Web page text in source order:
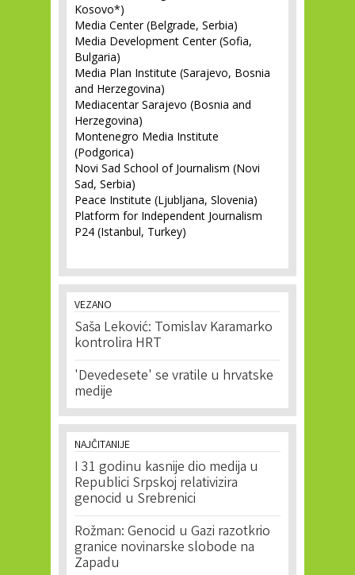
Kosovo*)
Media Center (Belgrade, Serbia)
Media Development Center (Sofia,
Bulgaria)
Media Plan Institute (Sarajevo, Bosnia
and Herzegovina)
Mediacentar Sarajevo (Bosnia and
Herzegovina)
Montenegro Media Institute
(Podgorica)
Novi Sad School of Journalism (Novi
Sad, Serbia)
Peace Institute (Ljubljana, Slovenia)
Platform for Independent Journalism
P24 (Istanbul, Turkey)
VEZANO
Saša Leković: Tomislav Karamarko
kontrolira HRT
'Devedesete' se vratile u hrvatske
medije
NAJČITANIJE
I 31 godinu kasnije dio medija u
Republici Srpskoj relativizira
genocid u Srebrenici
Rožman: Genocid u Gazi razotkrio
granice novinarske slobode na
Zapadu